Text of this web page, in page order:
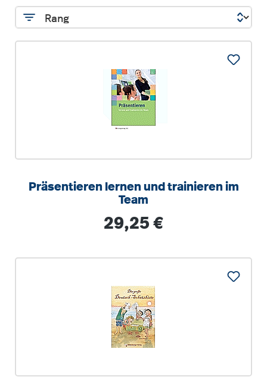
Präsentieren lernen und trainieren im
Team
Regulärer Preis:
29,25 €